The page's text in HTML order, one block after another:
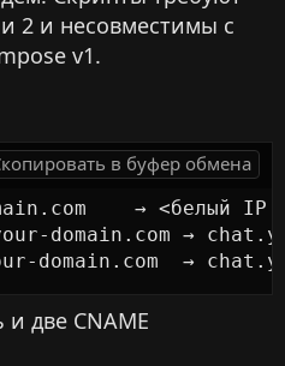
2 и несовместимы с
v1.
в буфер обмена
→ <белый IP
domain.com →
domain.com  →
две CNAME